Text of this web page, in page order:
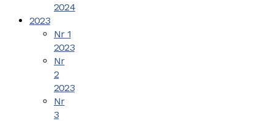
2024
2023
Nr 1
2023
Nr
2
2023
Nr
3